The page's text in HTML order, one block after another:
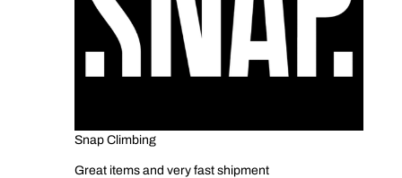
Snap Climbing
Great items and very fast shipment